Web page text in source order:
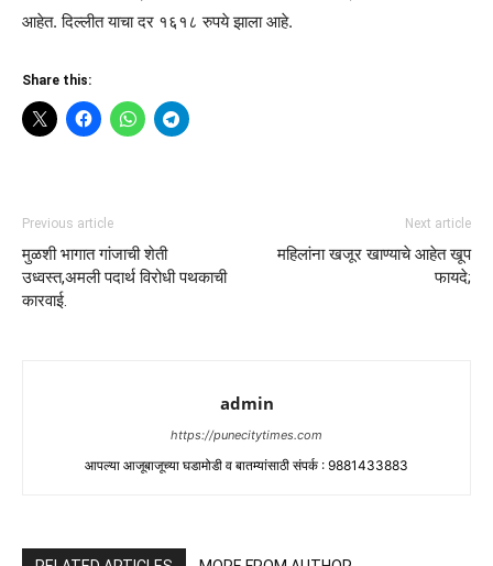
आहेत. दिल्लीत याचा दर १६१८ रुपये झाला आहे.
Share this:
Previous article
मुळशी भागात गांजाची शेती
उध्वस्त,अमली पदार्थ विरोधी पथकाची
कारवाई.
Next article
महिलांना खजूर खाण्याचे आहेत खूप
फायदे;
admin
https://punecitytimes.com
आपल्या आजूबाजूच्या घडामोडी व बातम्यांसाठी संपर्क : 9881433883